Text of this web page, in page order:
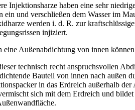
Injektionsharze haben eine sehr
ein und verschließen dem Wasser im
werden i. d. R. zur
injiziert.
eine Außenabdichtung von innen
technisch recht anspruchsvollen
Bauteil von innen nach außen
in das Erdreich außerhalb
sich mit dem Erdreich und